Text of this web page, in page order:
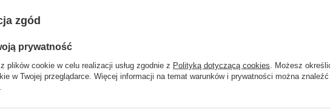
TUTTU Katowice
Na zamówienie
zgód
prywatność
plików cookie w celu realizacji usług zgodnie z Polityką dotyczącą cookies . Możesz
w Twojej przeglądarce. Więcej informacji na temat warunków i prywatności można